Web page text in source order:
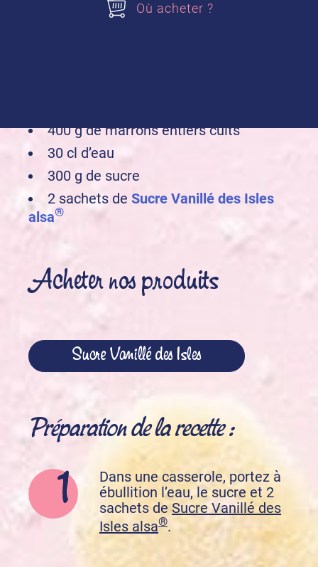
400 g de marrons entiers cuits
30 cl d’eau
300 g de sucre
2 sachets de Sucre Vanillé des Isles
alsa®
Acheter nos produits
Sucre Vanillé des Isles
Préparation de la recette :
Dans une casserole, portez à
ébullition l’eau, le sucre et 2
sachets de Sucre Vanillé des
Isles alsa®.
Où acheter ?